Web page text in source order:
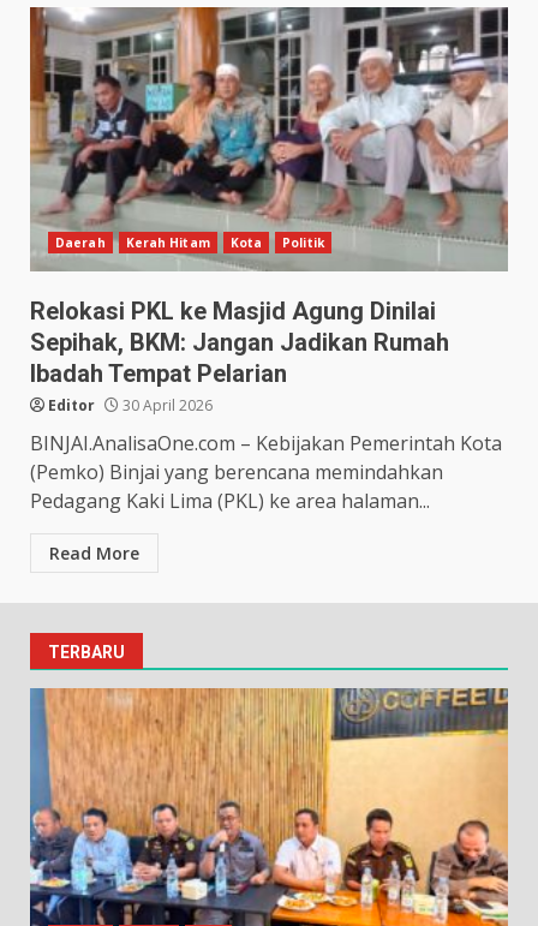
Daerah Kerah Hitam Kota Politik
Relokasi PKL ke Masjid Agung Dinilai
Sepihak, BKM: Jangan Jadikan Rumah
Ibadah Tempat Pelarian
Editor 30 April 2026
BINJAI.AnalisaOne.com – Kebijakan Pemerintah Kota
(Pemko) Binjai yang berencana memindahkan
Pedagang Kaki Lima (PKL) ke area halaman...
Read More
TERBARU